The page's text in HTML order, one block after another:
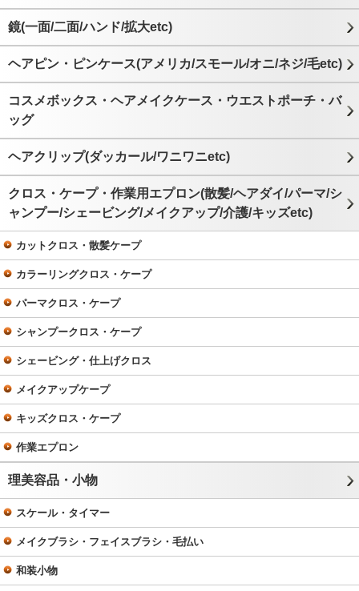
鏡(一面/二面/ハンド/拡大etc)
ヘアピン・ピンケース(アメリカ/スモール/オニ/ネジ/毛etc)
コスメボックス・ヘアメイクケース・ウエストポーチ・バ
ッグ
ヘアクリップ(ダッカール/ワニワニetc)
クロス・ケープ・作業用エプロン(散髪/ヘアダイ/パーマ/シ
ャンプー/シェービング/メイクアップ/介護/キッズetc)
カットクロス・散髪ケープ
カラーリングクロス・ケープ
パーマクロス・ケープ
シャンプークロス・ケープ
シェービング・仕上げクロス
メイクアップケープ
キッズクロス・ケープ
作業エプロン
理美容品・小物
スケール・タイマー
メイクブラシ・フェイスブラシ・毛払い
和装小物